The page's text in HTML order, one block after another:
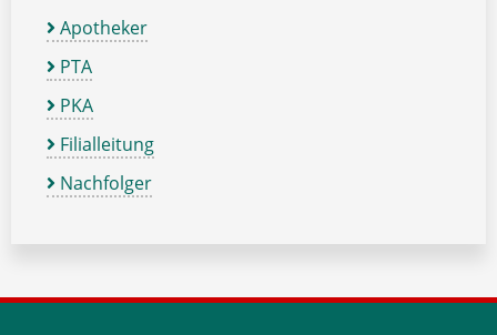
Apotheker
PTA
PKA
Filialleitung
Nachfolger